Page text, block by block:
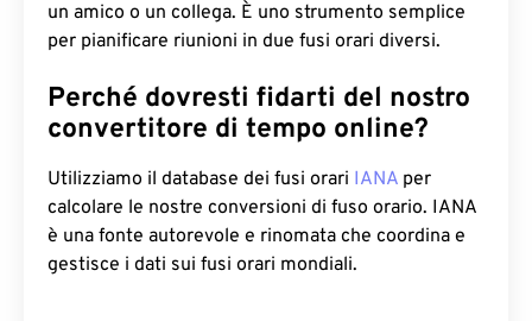
un amico o un collega. È uno strumento semplice
per pianificare riunioni in due fusi orari diversi.
Perché dovresti fidarti del nostro
convertitore di tempo online?
Utilizziamo il database dei fusi orari IANA per
calcolare le nostre conversioni di fuso orario. IANA
è una fonte autorevole e rinomata che coordina e
gestisce i dati sui fusi orari mondiali.